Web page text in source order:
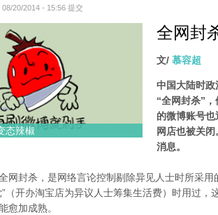
20/2014 - 15:56 提交
态辣椒
全网封
文/ 慕容超
中国大陆时
“全网封杀”
的微博账号
网店也被关
消息。
网封杀，是网络言论控制剔除异见人士时所采
”（开办淘宝店为异议人士筹集生活费）时用过
愈加成熟。